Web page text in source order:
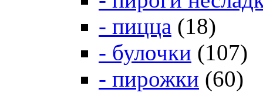
- пицца (18)
- булочки (107)
- пирожки (60)